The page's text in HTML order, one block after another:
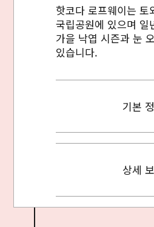
핫코다 로프웨이는 토
국립공원에 있으며 일
가을 낙엽 시즌과 눈
있습니다.
기본
상세